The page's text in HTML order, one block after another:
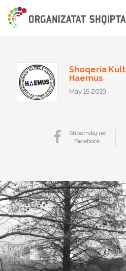
Shoqeria
Haemus
May 15 2019
Shpërndaj në
Facebook